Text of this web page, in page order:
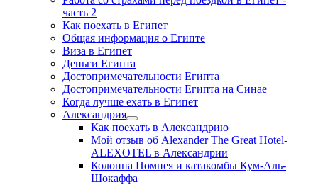
часть 2
Как поехать в Египет
Общая информация о Египте
Виза в Египет
Деньги Египта
Достопримечательности Египта
Достопримечательности Египта на Синае
Когда лучше ехать в Египет
Александрия
Как поехать в Александрию
Мой отзыв об Alexander The Great Hotel-
ALEXOTEL в Александрии
Колонна Помпея и катакомбы Кум-Аль-
Шокаффа